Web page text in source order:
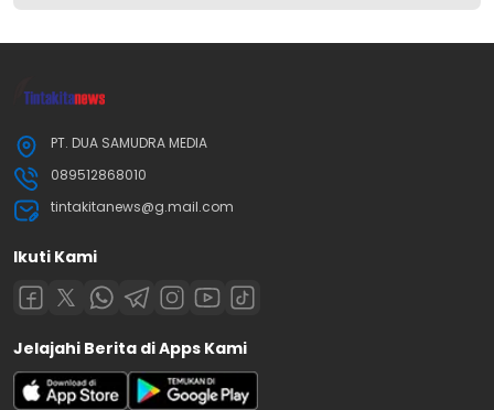
PT. DUA SAMUDRA MEDIA
089512868010
tintakitanews@g.mail.com
Ikuti Kami
Jelajahi Berita di Apps Kami